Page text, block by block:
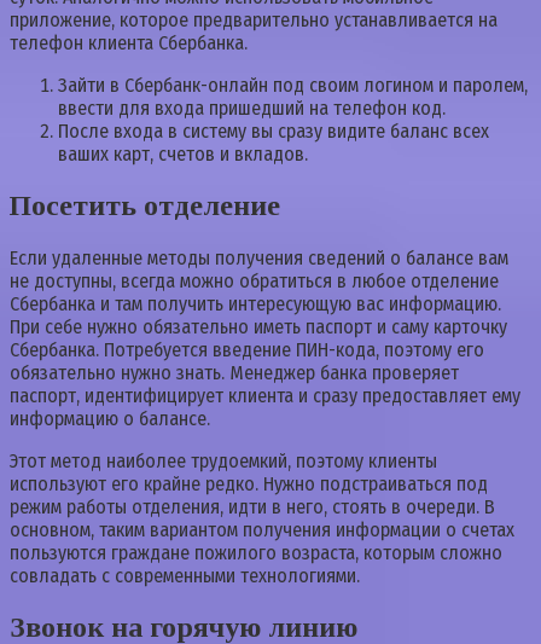
приложение, которое предварительно устанавливается на
телефон клиента Сбербанка.
Зайти в Сбербанк-онлайн под своим логином и паролем,
ввести для входа пришедший на телефон код.
После входа в систему вы сразу видите баланс всех
ваших карт, счетов и вкладов.
Посетить отделение
Если удаленные методы получения сведений о балансе вам
не доступны, всегда можно обратиться в любое отделение
Сбербанка и там получить интересующую вас информацию.
При себе нужно обязательно иметь паспорт и саму карточку
Сбербанка. Потребуется введение ПИН-кода, поэтому его
обязательно нужно знать. Менеджер банка проверяет
паспорт, идентифицирует клиента и сразу предоставляет ему
информацию о балансе.
Этот метод наиболее трудоемкий, поэтому клиенты
используют его крайне редко. Нужно подстраиваться под
режим работы отделения, идти в него, стоять в очереди. В
основном, таким вариантом получения информации о счетах
пользуются граждане пожилого возраста, которым сложно
совладать с современными технологиями.
Звонок на горячую линию